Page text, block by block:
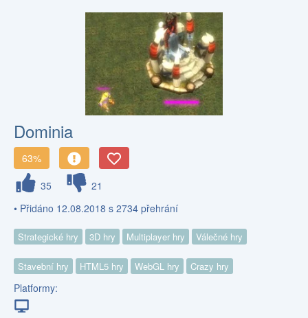
Dominia
63%
35
21
• Přidáno 12.08.2018 s 2734 přehrání
Strategické hry 3D hry Multiplayer hry Válečné hry
Stavební hry HTML5 hry WebGL hry Crazy hry
Platformy: